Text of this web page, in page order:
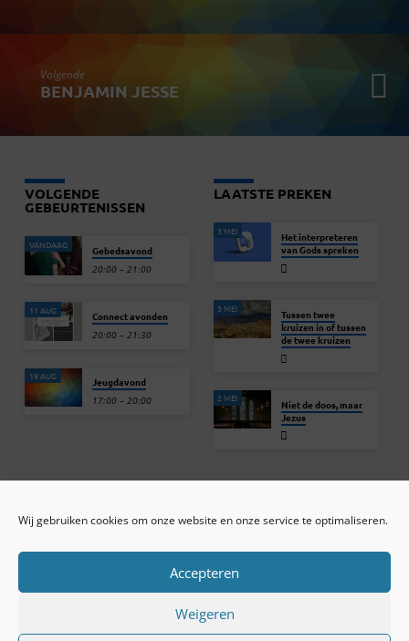
Wij gebruiken cookies om onze website en onze service te optimaliseren.
Accepteren
Weigeren
Volgende
BENJAMIN JESSE
VOLGENDE
GEBEURTENISSEN
VANDAAG Gebedsavond
20:00 – 21:00
11 AUG Connect avonden
20:00 – 21:30
19 AUG Jeugdavond
17:00 – 20:00
LAATSTE PREKEN
3 MEI
Het interpreteren
van Gods spreken
3 MEI
Tussen twee
kruizen in of tussen
de twee kruizen
2 MEI
Niet de doos, maar
Jezus
ONLINE ARCHIEF
Privacy beleid